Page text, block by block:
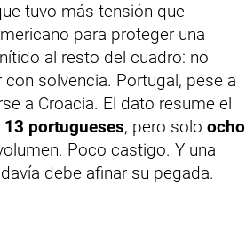
tuvo más tensión que
para proteger una
al resto del cuadro: no
solvencia. Portugal, pese a
a Croacia. El dato resume el
portugueses, pero solo ocho
Poco castigo. Y una
debe afinar su pegada.